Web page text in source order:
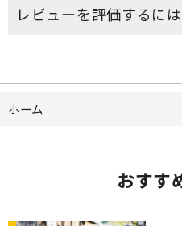
レビューを評価するには
ホーム
おすす